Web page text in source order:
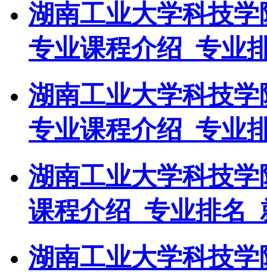
湖南工业大学科技
专业课程介绍_专业
湖南工业大学科技
专业课程介绍_专业
湖南工业大学科技
课程介绍_专业排名
湖南工业大学科技